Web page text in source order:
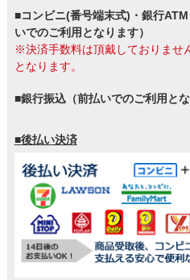
■コンビニ(番号端末式)・銀行
いでのご利用となります）
※決済手数料は頂戴しておりませ
となります。
■銀行振込（前払いでのご利用とな
■後払い決済